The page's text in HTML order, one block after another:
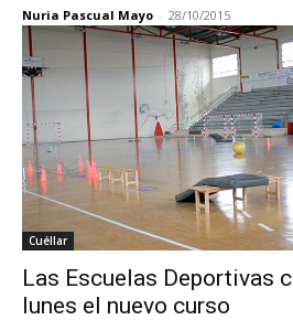
Nuria Pascual Mayo - 28/10/2015
Cuéllar
Las Escuelas Deportivas
lunes el nuevo curso